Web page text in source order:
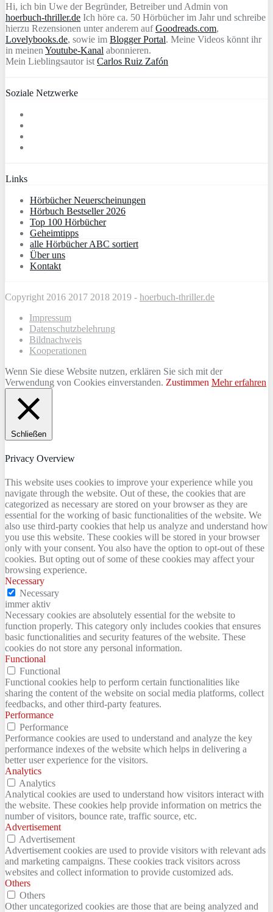
Hi, ich bin Uwe der Begründer, Betreiber und Admin von
hoerbuch-thriller.de Ich höre ca. 50 Hörbücher im Jahr und schreibe
hierzu Rezensionen unter anderem aufGoodreads.com,
Lovelybooks.de, sowie im Blogger Portal. Meine Videos könnt ihr
in meinen Youtube-Kanal abonnieren.
Mein Lieblingsautor ist Carlos Ruiz Zafón
Soziale Netzwerke
Links
Hörbücher Neuerscheinungen
Hörbuch Bestseller 2026
Top 100 Hörbücher
Geheimtipps
alle Hörbücher ABC sortiert
Über uns
Kontakt
Copyright 2016 2017 2018 2019 - hoerbuch-thriller.de
Impressum
Datenschutzbelehrung
Bildnachweis
Kooperationen
Wenn Sie diese Website nutzen, erklären Sie sich mit der
Verwendung von Cookies einverstanden. Zustimmen Mehr erfahren
Schließen
Privacy Overview
This website uses cookies to improve your experience while you
navigate through the website. Out of these, the cookies that are
categorized as necessary are stored on your browser as they are
essential for the working of basic functionalities of the website. We
also use third-party cookies that help us analyze and understand how
you use this website. These cookies will be stored in your browser
only with your consent. You also have the option to opt-out of these
cookies. But opting out of some of these cookies may affect your
browsing experience.
Necessary
Necessary
immer aktiv
Necessary cookies are absolutely essential for the website to
function properly. This category only includes cookies that ensures
basic functionalities and security features of the website. These
cookies do not store any personal information.
Functional
Functional
Functional cookies help to perform certain functionalities like
sharing the content of the website on social media platforms, collect
feedbacks, and other third-party features.
Performance
Performance
Performance cookies are used to understand and analyze the key
performance indexes of the website which helps in delivering a
better user experience for the visitors.
Analytics
Analytics
Analytical cookies are used to understand how visitors interact with
the website. These cookies help provide information on metrics the
number of visitors, bounce rate, traffic source, etc.
Advertisement
Advertisement
Advertisement cookies are used to provide visitors with relevant ads
and marketing campaigns. These cookies track visitors across
websites and collect information to provide customized ads.
Others
Others
Other uncategorized cookies are those that are being analyzed and